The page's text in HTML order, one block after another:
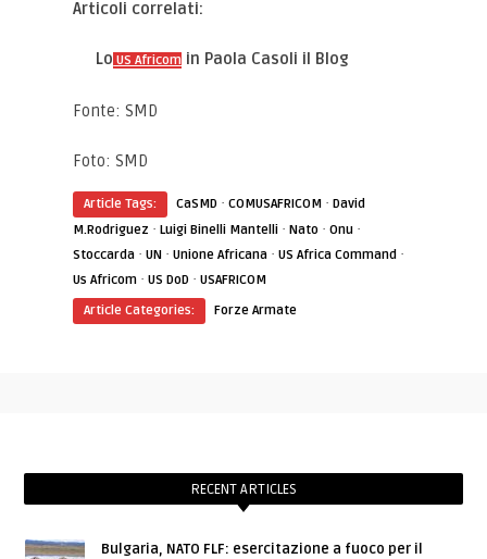
Articoli correlati:
LoUS Africom in Paola Casoli il Blog
Fonte: SMD
Foto: SMD
Article Tags: CaSMD ·COMUSAFRICOM ·David
M.Rodriguez ·Luigi Binelli Mantelli ·Nato ·Onu ·
Stoccarda ·UN ·Unione Africana ·US Africa Command ·
Us Africom ·US DoD ·USAFRICOM
Article Categories:
Forze Armate
RECENT ARTICLES
Bulgaria, NATO FLF: esercitazione a fuoco per il